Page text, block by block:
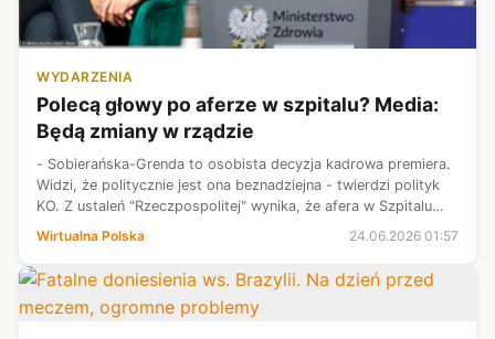
WYDARZENIA
Polecą głowy po aferze w szpitalu? Media:
Będą zmiany w rządzie
- Sobierańska-Grenda to osobista decyzja kadrowa premiera.
Widzi, że politycznie jest ona beznadziejna - twierdzi polityk
KO. Z ustaleń "Rzeczpospolitej" wynika, że afera w Szpitalu
Wirtualna Polska 24.06.2026 01:57